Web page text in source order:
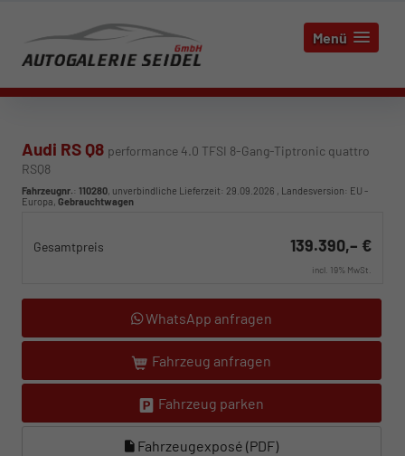
Menü
Audi RS Q8 performance 4.0 TFSI 8-Gang-Tiptronic quattro
RSQ8
Fahrzeugnr.: 110280, unverbindliche Lieferzeit: 29.09.2026 , Landesversion: EU -
Europa, Gebrauchtwagen
Gesamtpreis 139.390,– €
incl. 19% MwSt.
WhatsApp anfragen
Fahrzeug anfragen
Fahrzeug parken
Fahrzeugexposé (PDF)